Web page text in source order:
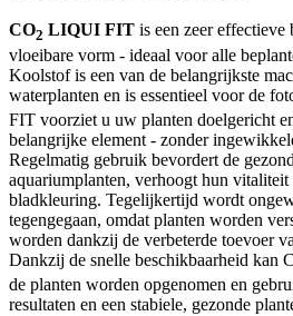
CO2 LIQUI FIT is een zeer
vloeibare vorm - ideaal voor alle
Koolstof is een van de belangrijkste
waterplanten en is essentieel voor de
FIT voorziet u uw planten doelgericht
belangrijke element - zonder
Regelmatig gebruik bevordert de
aquariumplanten, verhoogt hun vitaliteit
bladkleuring. Tegelijkertijd wordt
tegengegaan, omdat planten worden
worden dankzij de verbeterde toevoer
Dankzij de snelle beschikbaarheid kan
de planten worden opgenomen en
resultaten en een stabiele, gezonde